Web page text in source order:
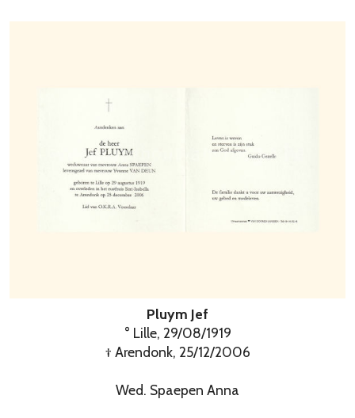
Pluym Jef
° Lille, 29/08/1919
† Arendonk, 25/12/2006
Wed. Spaepen Anna